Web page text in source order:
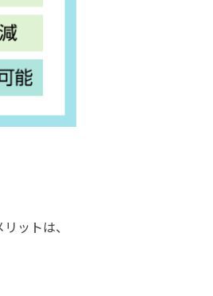
ットは、